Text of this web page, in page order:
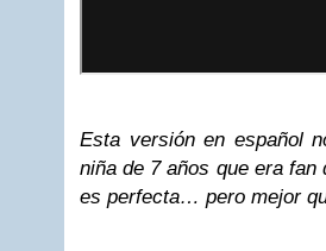
Esta versión en español
niña de 7 años que era
es perfecta… pero mejor